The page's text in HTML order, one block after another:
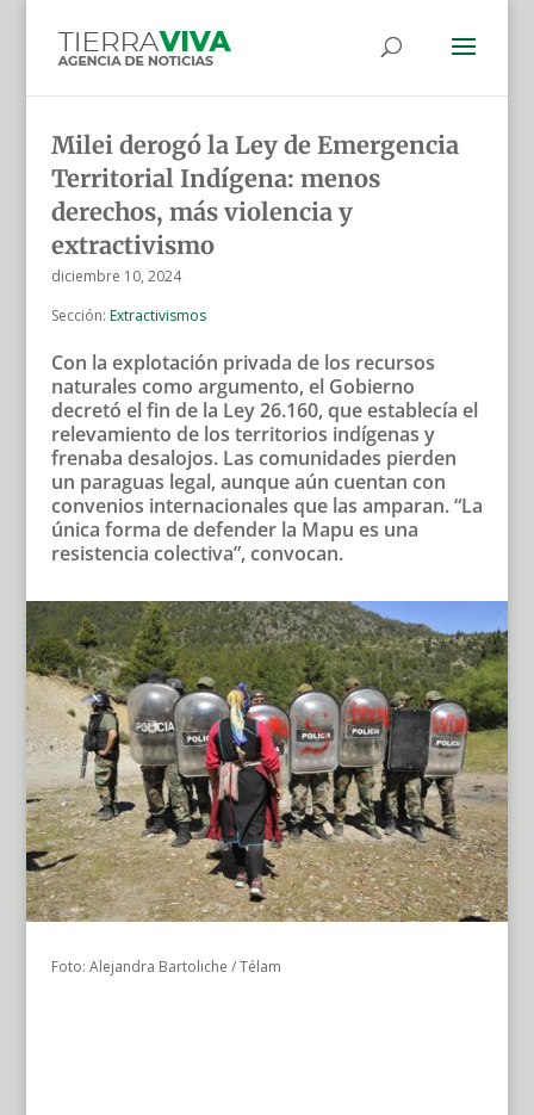
Milei derogó la Ley de Emergencia
Territorial Indígena: menos
derechos, más violencia y
extractivismo
diciembre 10, 2024
Sección: Extractivismos
Con la explotación privada de los recursos
naturales como argumento, el Gobierno
decretó el fin de la Ley 26.160, que establecía el
relevamiento de los territorios indígenas y
frenaba desalojos. Las comunidades pierden
un paraguas legal, aunque aún cuentan con
convenios internacionales que las amparan. “La
única forma de defender la Mapu es una
resistencia colectiva”, convocan.
Foto: Alejandra Bartoliche / Télam